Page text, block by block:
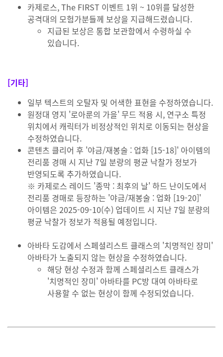
카제로스, The FIRST 이벤트 1위 ~ 10위를 달성한
공격대의 모험가분들께 보상을 지급해드렸습니다.
지급된 보상은 통합 보관함에서 수령하실 수
있습니다.
[기타]
일부 텍스트의 오탈자 및 어색한 표현을 수정하였습니다.
원정대 영지 '로아룬의 가을' 무드 적용 시, 연구소 특정
위치에서 캐릭터가 비정상적인 위치로 이동되는 현상을
수정하였습니다.
콘텐츠 클리어 후 '야금/재봉술 : 업화 [15-18]' 아이템의
전리품 경매 시 지난 7일 분량의 평균 낙찰가 정보가
반영되도록 추가하였습니다.
※ 카제로스 레이드 '종막 : 최후의 날' 하드 난이도에서
전리품 경매로 등장하는 '야금/재봉술 : 업화 [19-20]'
아이템은 2025-09-10(수) 업데이트 시 지난 7일 분량의
평균 낙찰가 정보가 적용될 예정입니다.
아바타 도감에서 스페셜리스트 클래스의 '치명적인 장미'
아바타가 노출되지 않는 현상을 수정하였습니다.
해당 현상 수정과 함께 스페셜리스트 클래스가
'치명적인 장미' 아바타를 PC방 대여 아바타로
사용할 수 없는 현상이 함께 수정되었습니다.